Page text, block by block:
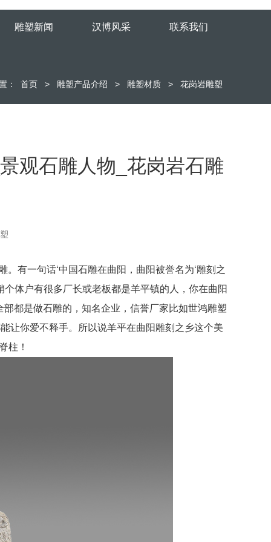
雕塑新闻 汉博风采 联系我们
： 首页 > 雕塑产品介绍 > 雕塑材质 > 花岗岩雕塑
观石雕人物_花岗岩石雕
有一句话‘中国石雕在曲阳，曲阳被誉名为‘雕刻之
体户有很多厂长或老板都是羊平镇的人，你在曲阳
都是做石雕的，知名企业，信誉厂家比如世鸿雕塑
让你爱不释手。所以说羊平在曲阳雕刻之乡这个美
柱！